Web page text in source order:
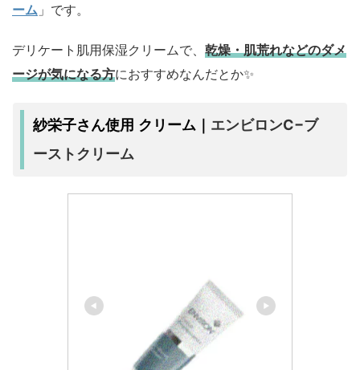
ーム 」です。
デリケート肌用保湿クリームで、 乾燥・肌荒れなどのダメ
ージが気になる方におすすめなんだとか✨
紗栄子さん使用 クリーム｜ エンビロンC−ブ
ーストクリーム